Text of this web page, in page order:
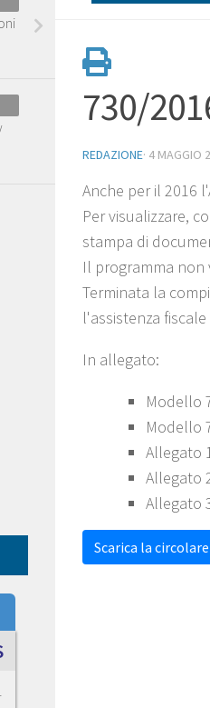
730/
REDAZIONE· 4 MAGGIO
Anche per il 2016
Per visualizzare,
stampa di
Il programma non
Terminata la
l'assistenza
In allegato:
Modello
Modello
Allegato
Allegato
Allegato
Scarica la circolare